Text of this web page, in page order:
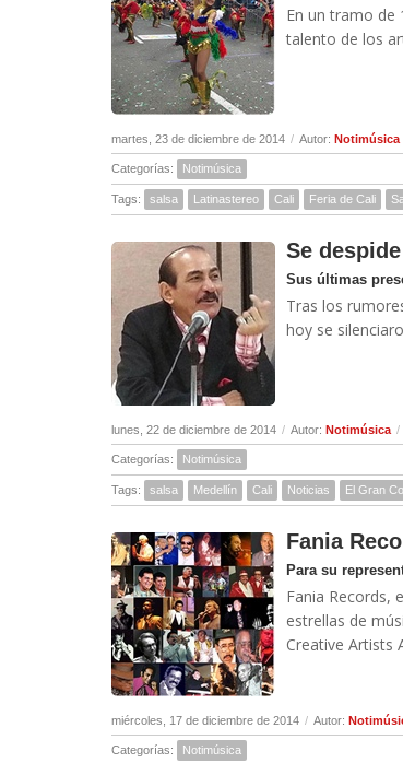
En un tramo de
talento de los
martes, 23 de diciembre de 2014 / Autor: Notimúsica
Categorías: Notimúsica
Tags: salsa Latinastereo Cali Feria de Cali
Se
Sus últimas
Tras los
hoy se
lunes, 22 de diciembre de 2014 / Autor: Notimúsica /
Categorías: Notimúsica
Tags: salsa Medellín Cali Noticias El Gran
Fania
Para su
Fania Records,
estrellas de
Creative Artists
miércoles, 17 de diciembre de 2014 / Autor:
Categorías: Notimúsica